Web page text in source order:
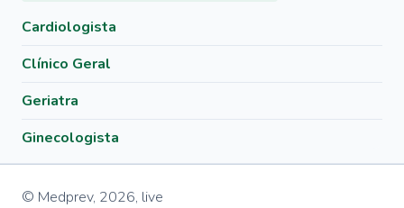
Cardiologista
Clínico Geral
Geriatra
Ginecologista
© Medprev, 2026, live